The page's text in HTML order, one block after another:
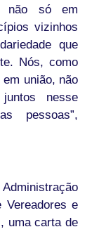
não só em
vizinhos
que
Nós, como
em união, não
nesse
pessoas”,
Vereadores e
uma carta de